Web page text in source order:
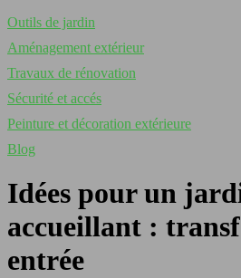
Outils de jardin
Aménagement extérieur
Travaux de rénovation
Sécurité et accés
Peinture et décoration extérieure
Blog
Idées pour un
accueillant :
entrée